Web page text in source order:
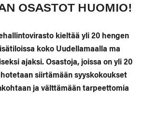
OSASTOT HUOMIO!
kieltää yli 20 hengen
koko Uudellamaalla ma
ajaksi. Osastoja, joissa on yli 20
siirtämään syyskokoukset
ja välttämään tarpeettomia